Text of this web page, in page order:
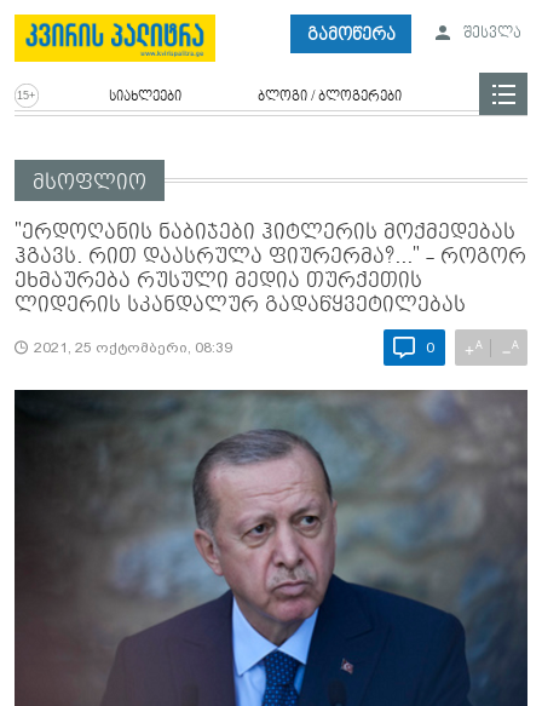
გამოწერა შესვლა
სიახლეები ბლოგი / ბლოგერები
მსოფლიო
"ერდოღანის ნაბიჯები ჰიტლერის მოქმედებას
ჰგავს. რით დაასრულა ფიურერმა?..." - როგორ
ეხმაურება რუსული მედია თურქეთის
ლიდერის სკანდალურ გადაწყვეტილებას
2021, 25 ოქტომბერი, 08:39 0 +A −A